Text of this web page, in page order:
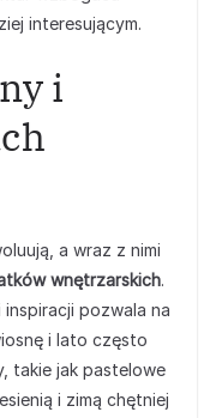
interesującym.
i
a wraz z nimi
wnętrzarskich.
pozwala na
i lato często
takie jak pastelowe
i zimą chętniej